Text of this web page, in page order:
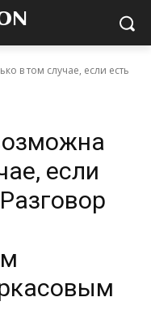
в том случае, если есть
если